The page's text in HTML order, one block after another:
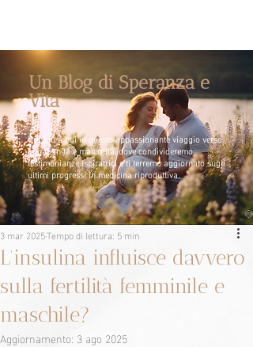
Un Blog di Speranza e
Vita
Unisciti a noi in questo appassionante viaggio verso
la paternità e maternità, dove condivideremo
testimonianze ispiratrici e ti terremo aggiornato sugli
ultimi progressi in medicina riproduttiva.
L'insulina influisce davvero
sulla fertilità femminile e
maschile?
3 mar 2025Tempo di lettura: 5 min
Aggiornamento: 3 ago 2025